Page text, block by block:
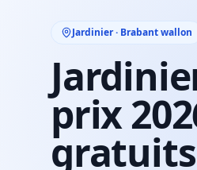
Jardinier · Brabant wallon
prix
gratuits